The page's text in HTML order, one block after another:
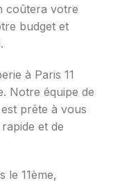
coûtera votre
budget et
à Paris 11
Notre équipe de
prête à vous
et de
le 11ème,